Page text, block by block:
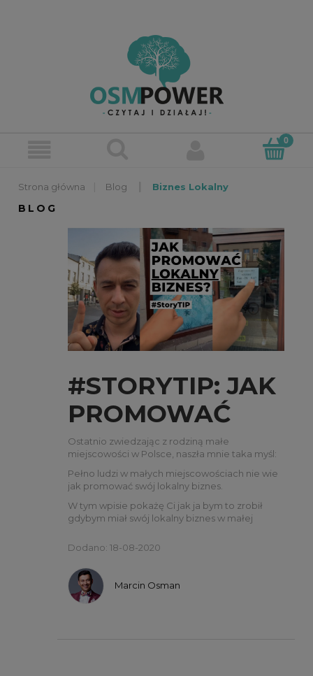
Blog Biznes Lokalny
BLOG
#STORYTIP: JAK
PROMOWAĆ
LOKALNY
BIZNES?
Dodano: 18-08-2020
Ostatnio zwiedzając z rodziną małe
miejscowości w Polsce, naszła mnie taka myśl:
Pełno ludzi w małych miejscowościach nie wie
jak promować swój lokalny biznes.
W tym wpisie pokażę Ci jak ja bym to zrobił
gdybym miał swój lokalny biznes w małej
Marcin Osman